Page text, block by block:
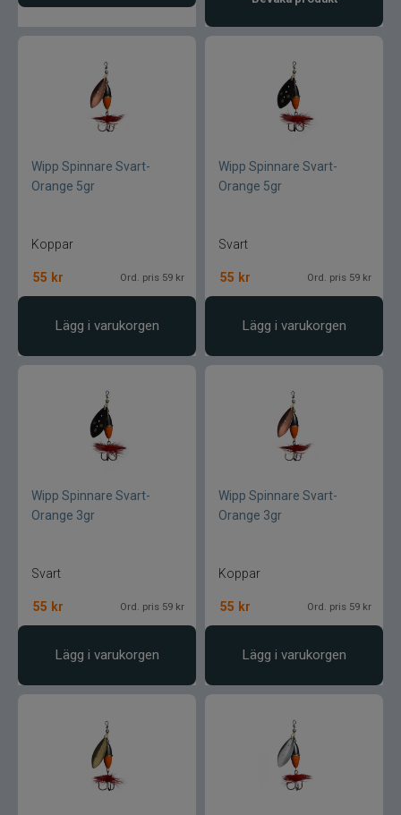
Partridge
Pinewood
Plano
Pikecraft
Powerbait
Ram mounts
River2Sea
Ron Thompson
Wipp Spinnare Svart-
Orange 5gr
Koppar
55 kr Ord. pris 59 kr
Lägg i varukorgen
Wipp Spinnare Svart-
Orange 5gr
Svart
55 kr Ord. pris 59 kr
Lägg i varukorgen
Wipp Spinnare Svart-
Orange 3gr
Svart
55 kr Ord. pris 59 kr
Lägg i varukorgen
Wipp Spinnare Svart-
Orange 3gr
Koppar
55 kr Ord. pris 59 kr
Lägg i varukorgen